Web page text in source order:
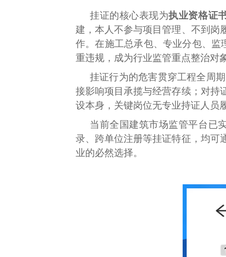
挂证的核心表现为执业资格证
建，本人不参与项目管理、不到岗
作。在施工总承包、专业分包、
重违规，成为行业监管重点整治对
挂证行为的危害贯穿工程全周
接影响项目承揽与经营存续；对持
设本身，关键岗位无专业持证人员
当前全国建筑市场监管平台已
录、跨单位注册等挂证特征，均可
业的必然选择。